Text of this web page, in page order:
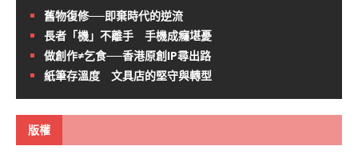
舊物復修──即棄時代的逆流
長者「機」不離手 手機成癮堪憂
做創作≠乞食──香港原創IP尋出路
紙筆存溫度 文具店的堅守與轉型
版權